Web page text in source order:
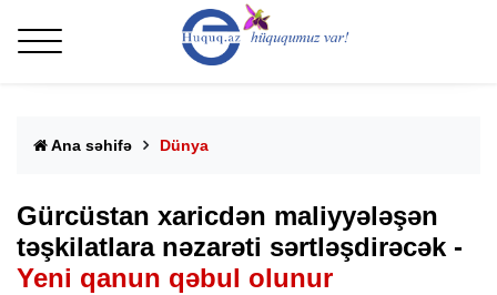
Ana səhifə Dünya
Gürcüstan xaricdən maliyyələşən
təşkilatlara nəzarəti sərtləşdirəcək -
Yeni qanun qəbul olunur